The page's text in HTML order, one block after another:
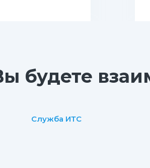
будете
Служба ИТС